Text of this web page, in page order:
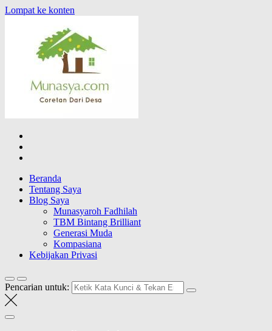
Lompat ke konten
Blog Wong Ndeso yang ingin berbagi berbagai hal di sekitarnya
Beranda
Tentang Saya
Blog Saya
Munasyaroh Fadhilah
TBM Bintang Brilliant
Generasi Muda
Kompasiana
Kebijakan Privasi
Pencarian untuk: